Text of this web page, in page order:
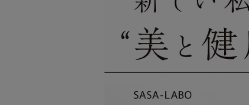
▼2022.12.12 年末・年始の営
▼2022.8.1 夏季休業に関するお
▼2022.4.21 ゴールデンウィー
▼2021.12.22 年末・年始の営